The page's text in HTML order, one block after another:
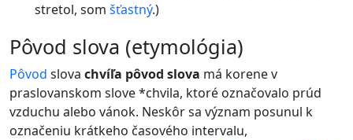
stretol, som šťastný.)
pôvod slova (etymológia)
Pôvod slova chvíľa pôvod slova má korene v
praslovanskom slove *chvila, ktoré označovalo prúd
vzduchu alebo vánok. Neskôr sa význam posunul k
označeniu krátkeho časového intervalu,